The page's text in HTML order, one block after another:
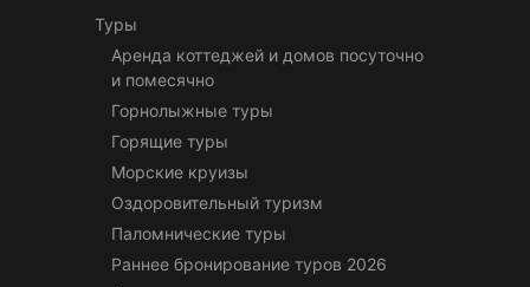
Туры
Аренда коттеджей и домов посуточно
и помесячно
Горнолыжные туры
Горящие туры
Морские круизы
Оздоровительный туризм
Паломнические туры
Раннее бронирование туров 2026